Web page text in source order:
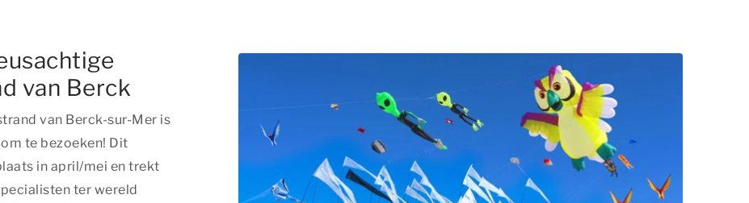
van Berck
van Berck-sur-Mer is
te bezoeken! Dit
in april/mei en trekt
ter wereld